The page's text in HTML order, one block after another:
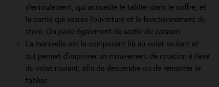
d’enroulement, qui accueille le tablier dans le coffre, et
la partie qui assure l’ouverture et le fonctionnement du
store. On parle également de sortie de caisson.
La manivelle est le composant lié au volet roulant et
qui permet d’imprimer un mouvement de rotation à l’axe
du volet roulant, afin de descendre ou de remonter le
tablier.